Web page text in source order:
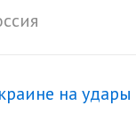
на удары